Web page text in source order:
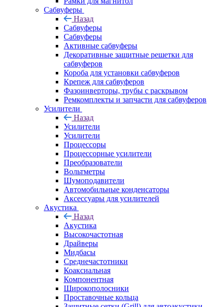
Сабвуферы
Назад
Сабвуферы
Сабвуферы
Активные сабвуферы
Декоративные защитные решетки для
сабвуферов
Короба для установки сабвуферов
Крепеж для сабвуферов
Фазоинверторы, трубы с раскрывом
Ремкомплекты и запчасти для сабвуферов
Усилители
Назад
Усилители
Усилители
Процессоры
Процессорные усилители
Преобразователи
Вольтметры
Шумоподавители
Автомобильные конденсаторы
Аксессуары для усилителей
Акустика
Назад
Акустика
Высокочастотная
Драйверы
Мидбасы
Среднечастотники
Коаксиальная
Компонентная
Широкополосники
Проставочные кольца